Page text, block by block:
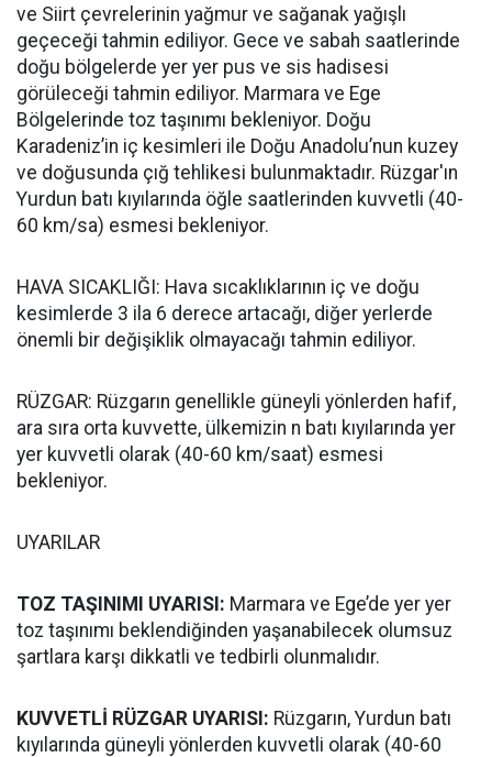
ve Siirt çevrelerinin yağmur ve sağanak yağışlı
geçeceği tahmin ediliyor. Gece ve sabah saatlerinde
doğu bölgelerde yer yer pus ve sis hadisesi
görüleceği tahmin ediliyor. Marmara ve Ege
Bölgelerinde toz taşınımı bekleniyor. Doğu
Karadeniz’in iç kesimleri ile Doğu Anadolu’nun kuzey
ve doğusunda çığ tehlikesi bulunmaktadır. Rüzgar'ın
Yurdun batı kıyılarında öğle saatlerinden kuvvetli (40-
60 km/sa) esmesi bekleniyor.
HAVA SICAKLIĞI: Hava sıcaklıklarının iç ve doğu
kesimlerde 3 ila 6 derece artacağı, diğer yerlerde
önemli bir değişiklik olmayacağı tahmin ediliyor.
RÜZGAR: Rüzgarın genellikle güneyli yönlerden hafif,
ara sıra orta kuvvette, ülkemizin n batı kıyılarında yer
yer kuvvetli olarak (40-60 km/saat) esmesi
bekleniyor.
UYARILAR
TOZ TAŞINIMI UYARISI: Marmara ve Ege’de yer yer
toz taşınımı beklendiğinden yaşanabilecek olumsuz
şartlara karşı dikkatli ve tedbirli olunmalıdır.
KUVVETLİ RÜZGAR UYARISI: Rüzgarın, Yurdun batı
kıyılarında güneyli yönlerden kuvvetli olarak (40-60